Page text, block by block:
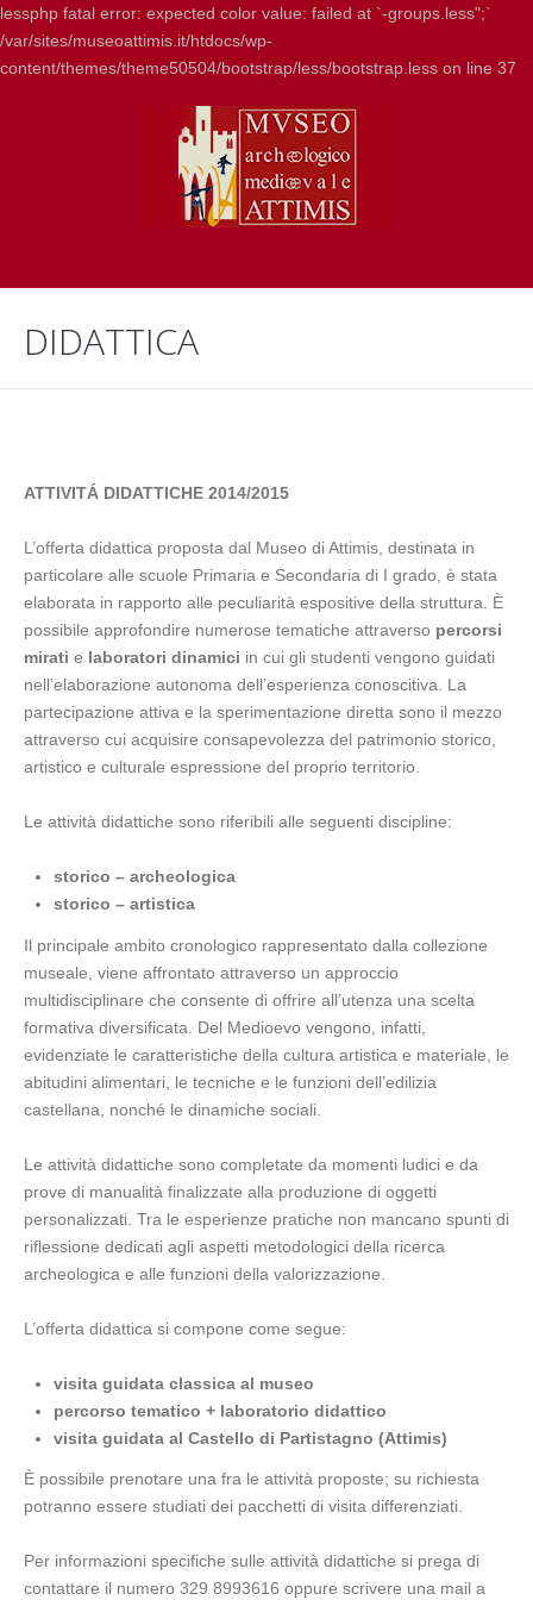
lessphp fatal error: expected color value: failed at `-groups.less";`
/var/sites/museoattimis.it/htdocs/wp-
content/themes/theme50504/bootstrap/less/bootstrap.less on line 37
DIDATTICA
ATTIVITÁ DIDATTICHE 2014/2015
L’offerta didattica proposta dal Museo di Attimis, destinata in
particolare alle scuole Primaria e Secondaria di I grado, è stata
elaborata in rapporto alle peculiarità espositive della struttura. È
possibile approfondire numerose tematiche attraverso percorsi
mirati e laboratori dinamici in cui gli studenti vengono guidati
nell’elaborazione autonoma dell’esperienza conoscitiva. La
partecipazione attiva e la sperimentazione diretta sono il mezzo
attraverso cui acquisire consapevolezza del patrimonio storico,
artistico e culturale espressione del proprio territorio.
Le attività didattiche sono riferibili alle seguenti discipline:
storico – archeologica
storico – artistica
Il principale ambito cronologico rappresentato dalla collezione
museale, viene affrontato attraverso un approccio
multidisciplinare che consente di offrire all’utenza una scelta
formativa diversificata. Del Medioevo vengono, infatti,
evidenziate le caratteristiche della cultura artistica e materiale, le
abitudini alimentari, le tecniche e le funzioni dell’edilizia
castellana, nonché le dinamiche sociali.
Le attività didattiche sono completate da momenti ludici e da
prove di manualità finalizzate alla produzione di oggetti
personalizzati. Tra le esperienze pratiche non mancano spunti di
riflessione dedicati agli aspetti metodologici della ricerca
archeologica e alle funzioni della valorizzazione.
L’offerta didattica si compone come segue:
visita guidata classica al museo
percorso tematico + laboratorio didattico
visita guidata al Castello di Partistagno (Attimis)
È possibile prenotare una fra le attività proposte; su richiesta
potranno essere studiati dei pacchetti di visita differenziati.
Per informazioni specifiche sulle attività didattiche si prega di
contattare il numero 329 8993616 oppure scrivere una mail a